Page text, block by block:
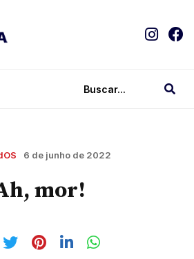
6 de junho de 2022
mor!